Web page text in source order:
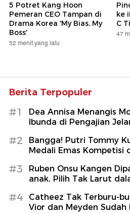
5 Potret Kang Hoon
Pemeran CEO Tampan di
Drama Korea 'My Bias, My
Boss'
52 menit yang lalu
ke
C
47
Berita Terpopuler
#1
Dea Annisa Menangis
Ibunda di Pengajian
#2
Bangga! Putri Tommy
Medali Emas Kompetisi
#3
Ruben Onsu Kangen
anak, Pilih Tak Larut
#4
Catheez Tak Terburu-
Vior dan Meyden